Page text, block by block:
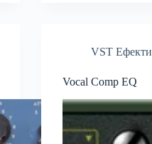
VST Ефекти
Vocal Comp EQ